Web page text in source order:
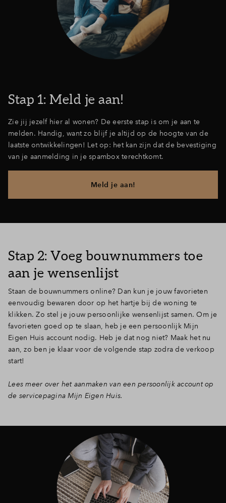
Stap 1: Meld je aan!
Zie jij jezelf hier al wonen? De eerste stap is om je aan te
melden. Handig, want zo blijf je altijd op de hoogte van de
laatste ontwikkelingen! Let op: het kan zijn dat de bevestiging
van je aanmelding in je spambox terechtkomt.
Meld je aan!
Stap 2: Voeg bouwnummers toe
aan je wensenlijst
Staan de bouwnummers online? Dan kun je jouw favorieten
eenvoudig bewaren door op het hartje bij de woning te
klikken. Zo stel je jouw persoonlijke wensenlijst samen. Om je
favorieten goed op te slaan, heb je een persoonlijk Mijn
Eigen Huis account nodig. Heb je dat nog niet? Maak het nu
aan, zo ben je klaar voor de volgende stap zodra de verkoop
start!
Lees meer over het aanmaken van een persoonlijk account op
de servicepagina Mijn Eigen Huis.